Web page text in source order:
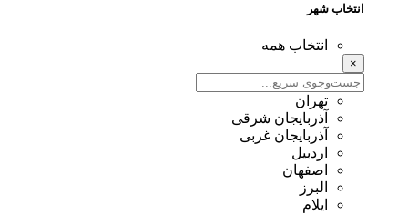
انتخاب شهر
انتخاب همه
×
تهران
آذربایجان شرقی
آذربایجان غربی
اردبیل
اصفهان
البرز
ایلام